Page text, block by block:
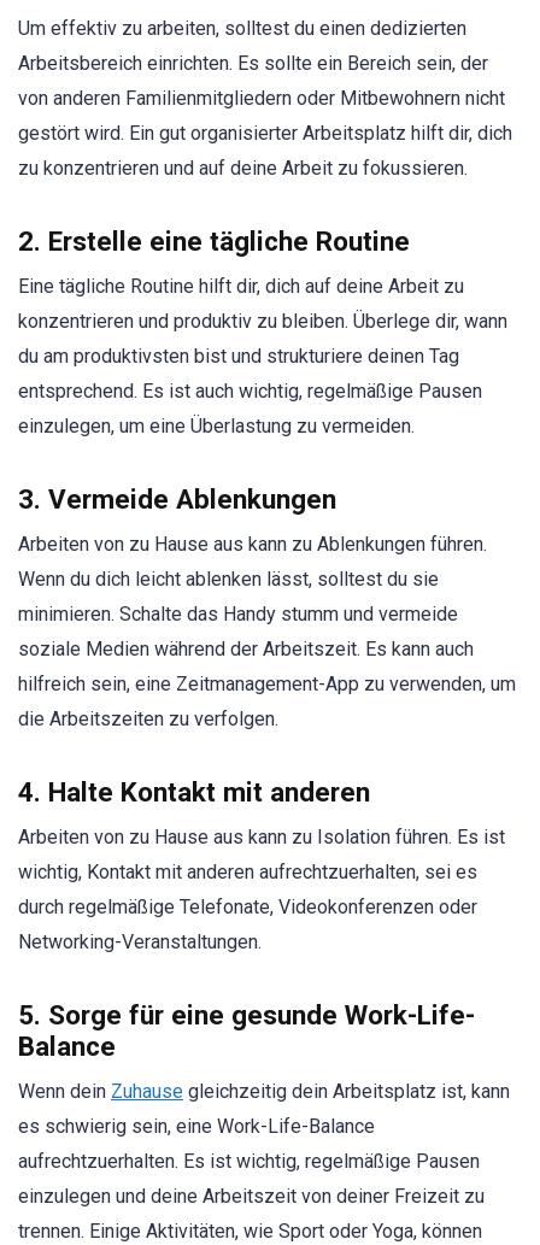
Um effektiv zu arbeiten, solltest du einen dedizierten
Arbeitsbereich einrichten. Es sollte ein Bereich sein, der
von anderen Familienmitgliedern oder Mitbewohnern nicht
gestört wird. Ein gut organisierter Arbeitsplatz hilft dir, dich
zu konzentrieren und auf deine Arbeit zu fokussieren.
2. Erstelle eine tägliche Routine
Eine tägliche Routine hilft dir, dich auf deine Arbeit zu
konzentrieren und produktiv zu bleiben. Überlege dir, wann
du am produktivsten bist und strukturiere deinen Tag
entsprechend. Es ist auch wichtig, regelmäßige Pausen
einzulegen, um eine Überlastung zu vermeiden.
3. Vermeide Ablenkungen
Arbeiten von zu Hause aus kann zu Ablenkungen führen.
Wenn du dich leicht ablenken lässt, solltest du sie
minimieren. Schalte das Handy stumm und vermeide
soziale Medien während der Arbeitszeit. Es kann auch
hilfreich sein, eine Zeitmanagement-App zu verwenden, um
die Arbeitszeiten zu verfolgen.
4. Halte Kontakt mit anderen
Arbeiten von zu Hause aus kann zu Isolation führen. Es ist
wichtig, Kontakt mit anderen aufrechtzuerhalten, sei es
durch regelmäßige Telefonate, Videokonferenzen oder
Networking-Veranstaltungen.
5. Sorge für eine gesunde Work-Life-
Balance
Wenn dein Zuhause gleichzeitig dein Arbeitsplatz ist, kann
es schwierig sein, eine Work-Life-Balance
aufrechtzuerhalten. Es ist wichtig, regelmäßige Pausen
einzulegen und deine Arbeitszeit von deiner Freizeit zu
trennen. Einige Aktivitäten, wie Sport oder Yoga, können